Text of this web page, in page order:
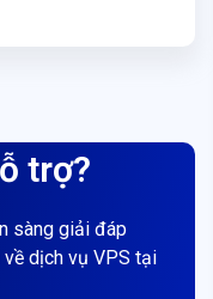
trợ?
sàng giải đáp
dịch vụ VPS tại